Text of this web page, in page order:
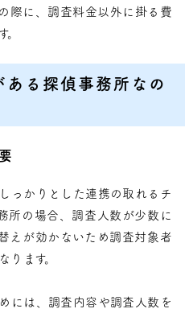
際に、調査料金以外に掛る費
。
る探偵事務所なの
っかりとした連携の取れるチ
所の場合、調査人数が少数に
えが効かないため調査対象者
ります。
には、調査内容や調査人数を